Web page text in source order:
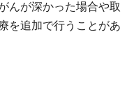
んが深かった場合や取
を追加で行うことがあ